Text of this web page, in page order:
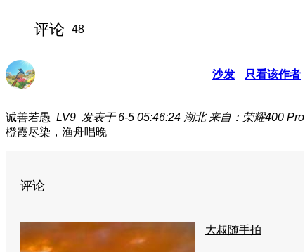
评论 48
沙发 只看该作者
诚善若愚 LV9 发表于 6-5 05:46:24 湖北 来自：荣耀400 Pro
橙霞尽染，渔舟唱晚
评论
大叔随手拍